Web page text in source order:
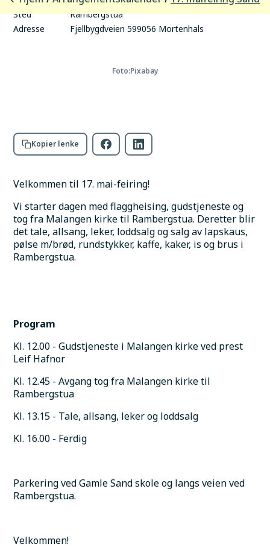
Sted
Rambergstua
Adresse
Fjellbygdveien 599056 Mortenhals
Foto:Pixabay
Kopier lenke
Velkommen til 17. mai-feiring!
Vi starter dagen med flaggheising, gudstjeneste og
tog fra Malangen kirke til Rambergstua. Deretter blir
det tale, allsang, leker, loddsalg og salg av lapskaus,
pølse m/brød, rundstykker, kaffe, kaker, is og brus i
Rambergstua.
Program
Kl. 12.00 - Gudstjeneste i Malangen kirke ved prest
Leif Hafnor
Kl. 12.45 - Avgang tog fra Malangen kirke til
Rambergstua
Kl. 13.15 - Tale, allsang, leker og loddsalg
Kl. 16.00 - Ferdig
Parkering ved Gamle Sand skole og langs veien ved
Rambergstua.
Velkommen!